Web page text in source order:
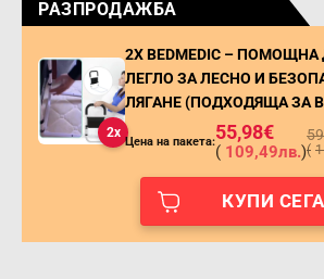
РАЗПРОДАЖБА
2x
2X BEDMEDIC –
ЛЕГЛО ЗА ЛЕСНО И
ЛЯГАНЕ (ПОДХОДЯЩА ЗА
Цена на пакета:55,98€
( 109,49лв.)(
КУПИ СЕГА